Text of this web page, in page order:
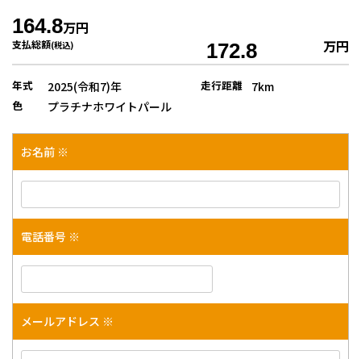
164.8万円
支払総額(税込) 172.8 万円
年式 2025(令和7)年 走行距離 7km
色 プラチナホワイトパール
お名前 ※
電話番号 ※
メールアドレス ※